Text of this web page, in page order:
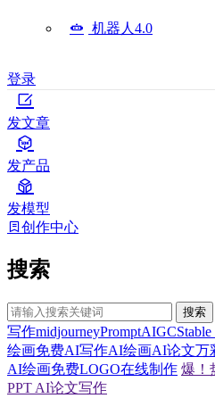
机器人4.0
登录
发文章
发产品
发模型
创作中心
搜索
搜索
写作midjourneyPromptAIGC
绘画免费AI写作AI绘画AI论文万
AI绘画免费LOGO在线制作 爆！
PPT AI论文写作